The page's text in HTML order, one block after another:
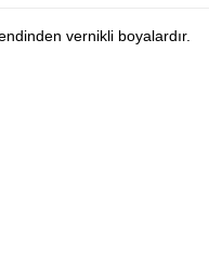
vernikli boyalardır.